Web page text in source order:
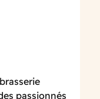
passionnés